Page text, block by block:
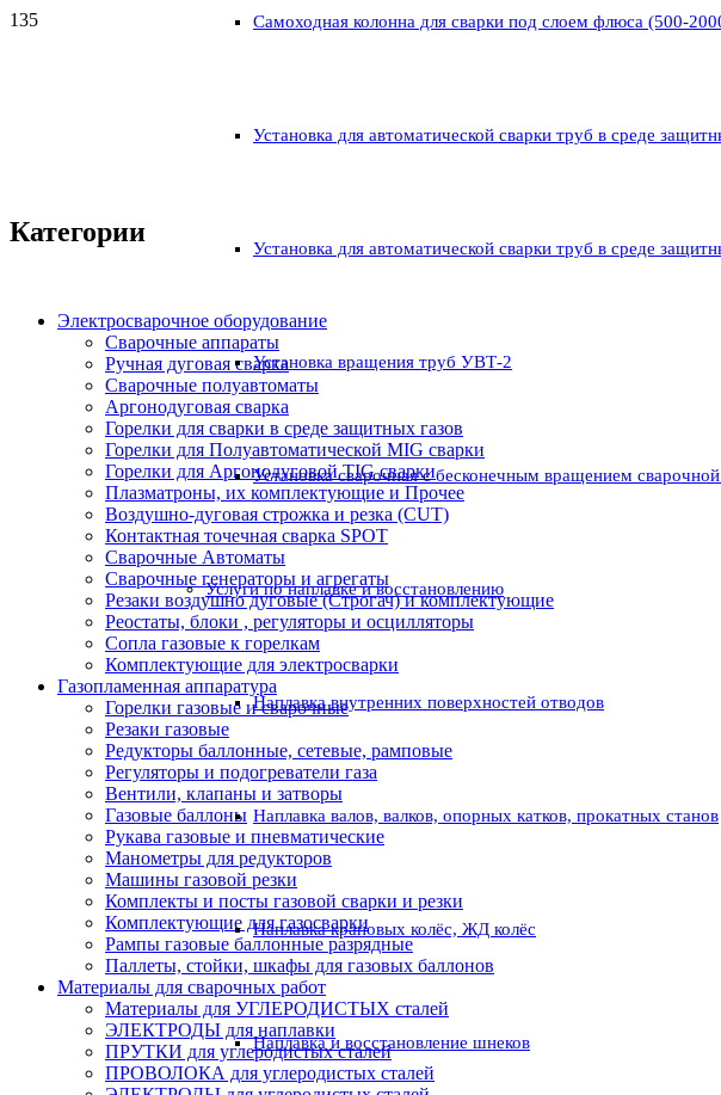
Самоходная колонна для сварки под слоем флюса (500-
Установка для автоматической сварки труб в среде
Установка для автоматической сварки труб в среде
Установка вращения труб УВТ-2
Установка сварочная с бесконечным вращением сварочной
Услуги по наплавке и восстановлению
Наплавка внутренних поверхностей отводов
Наплавка валов, валков, опорных катков, прокатных станов
Наплавка крановых колёс, ЖД колёс
Наплавка и восстановление шнеков
Категории
Электросварочное оборудование
Сварочные аппараты
Ручная дуговая сварка
Сварочные полуавтоматы
Аргонодуговая сварка
Горелки для сварки в среде защитных газов
Горелки для Полуавтоматической MIG сварки
Горелки для Аргонодуговой TIG сварки
Плазматроны, их комплектующие и Прочее
Воздушно-дуговая строжка и резка (CUT)
Контактная точечная сварка SPOT
Сварочные Автоматы
Сварочные генераторы и агрегаты
Резаки воздушно дуговые (Строгач) и комплектующие
Реостаты, блоки , регуляторы и осцилляторы
Сопла газовые к горелкам
Комплектующие для электросварки
Газопламенная аппаратура
Горелки газовые и сварочные
Резаки газовые
Редукторы баллонные, сетевые, рамповые
Регуляторы и подогреватели газа
Вентили, клапаны и затворы
Газовые баллоны
Рукава газовые и пневматические
Манометры для редукторов
Машины газовой резки
Комплекты и посты газовой сварки и резки
Комплектующие для газосварки
Рампы газовые баллонные разрядные
Паллеты, стойки, шкафы для газовых баллонов
Материалы для сварочных работ
Материалы для УГЛЕРОДИСТЫХ сталей
ЭЛЕКТРОДЫ для наплавки
ПРУТКИ для углеродистых сталей
ПРОВОЛОКА для углеродистых сталей